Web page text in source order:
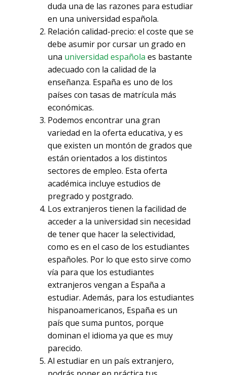
duda una de las razones para estudiar
en una universidad española.
Relación calidad-precio: el coste que se
debe asumir por cursar un grado en
una universidad española es bastante
adecuado con la calidad de la
enseñanza. España es uno de los
países con tasas de matrícula más
económicas.
Podemos encontrar una gran
variedad en la oferta educativa, y es
que existen un montón de grados que
están orientados a los distintos
sectores de empleo. Esta oferta
académica incluye estudios de
pregrado y postgrado.
Los extranjeros tienen la facilidad de
acceder a la universidad sin necesidad
de tener que hacer la selectividad,
como es en el caso de los estudiantes
españoles. Por lo que esto sirve como
vía para que los estudiantes
extranjeros vengan a España a
estudiar. Además, para los estudiantes
hispanoamericanos, España es un
país que suma puntos, porque
dominan el idioma ya que es muy
parecido.
Al estudiar en un país extranjero,